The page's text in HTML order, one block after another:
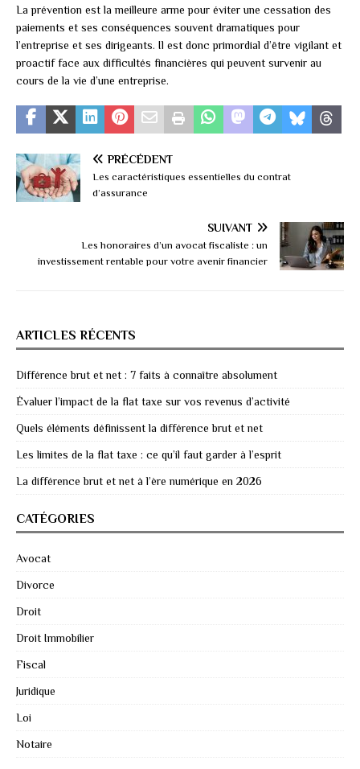
La prévention est la meilleure arme pour éviter une cessation des
paiements et ses conséquences souvent dramatiques pour
l’entreprise et ses dirigeants. Il est donc primordial d’être vigilant et
proactif face aux difficultés financières qui peuvent survenir au
cours de la vie d’une entreprise.
PRÉCÉDENT
Les caractéristiques essentielles du contrat
d’assurance
SUIVANT
Les honoraires d’un avocat fiscaliste : un
investissement rentable pour votre avenir financier
ARTICLES RÉCENTS
Différence brut et net : 7 faits à connaître absolument
Évaluer l’impact de la flat taxe sur vos revenus d’activité
Quels éléments définissent la différence brut et net
Les limites de la flat taxe : ce qu’il faut garder à l’esprit
La différence brut et net à l’ère numérique en 2026
CATÉGORIES
Avocat
Divorce
Droit
Droit Immobilier
Fiscal
Juridique
Loi
Notaire